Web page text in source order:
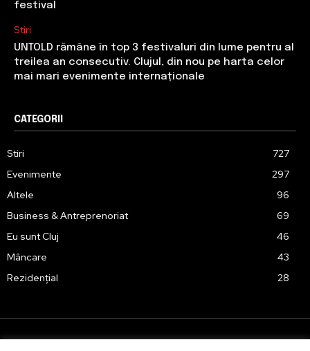
festival
Stiri
UNTOLD rămâne în top 3 festivaluri din lume pentru al
treilea an consecutiv. Clujul, din nou pe harta celor
mai mari evenimente internaționale
CATEGORII
Stiri
727
Evenimente
297
Altele
96
Business & Antreprenoriat
69
Eu sunt Cluj
46
Mâncare
43
Rezidențial
28